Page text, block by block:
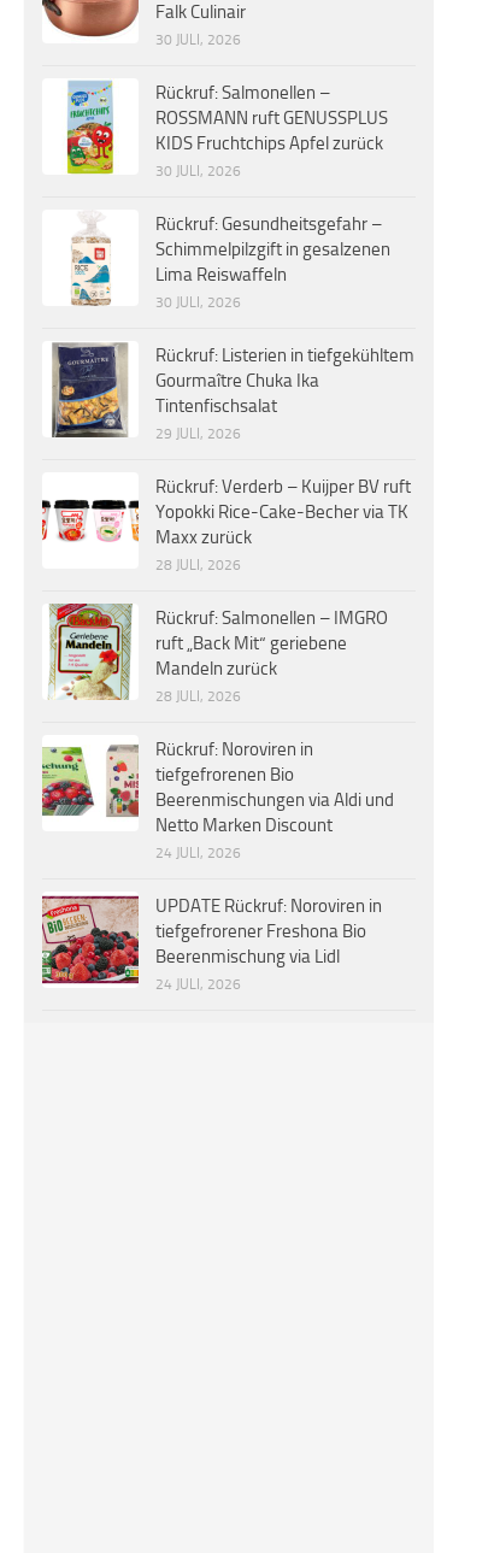
Falk Culinair
30 JULI, 2026
Rückruf: Salmonellen –
ROSSMANN ruft GENUSSPLUS
KIDS Fruchtchips Apfel zurück
30 JULI, 2026
Rückruf: Gesundheitsgefahr –
Schimmelpilzgift in gesalzenen
Lima Reiswaffeln
30 JULI, 2026
Rückruf: Listerien in tiefgekühltem
Gourmaître Chuka Ika
Tintenfischsalat
29 JULI, 2026
Rückruf: Verderb – Kuijper BV ruft
Yopokki Rice-Cake-Becher via TK
Maxx zurück
28 JULI, 2026
Rückruf: Salmonellen – IMGRO
ruft „Back Mit“ geriebene
Mandeln zurück
28 JULI, 2026
Rückruf: Noroviren in
tiefgefrorenen Bio
Beerenmischungen via Aldi und
Netto Marken Discount
24 JULI, 2026
UPDATE Rückruf: Noroviren in
tiefgefrorener Freshona Bio
Beerenmischung via Lidl
24 JULI, 2026